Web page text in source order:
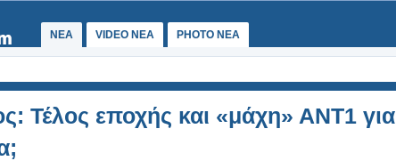
ΝΕΑ VIDEO NEA PHOTO NEA
Τέλος εποχής και «μάχη» ΑΝΤ1 για